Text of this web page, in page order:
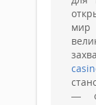
мир
—